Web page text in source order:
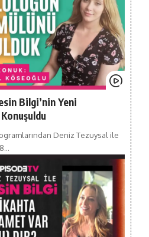
Bilgi’nin Yeni
Deniz Tezuysal ile